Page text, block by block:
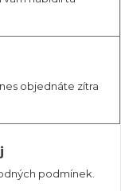
objednáte zítra
podmínek.